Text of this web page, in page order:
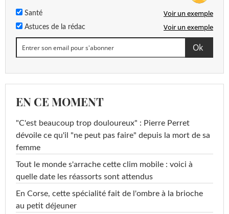
Santé Voir un exemple
Astuces de la rédac Voir un exemple
EN CE MOMENT
"C'est beaucoup trop douloureux" : Pierre Perret
dévoile ce qu'il "ne peut pas faire" depuis la mort de sa
femme
Tout le monde s'arrache cette clim mobile : voici à
quelle date les réassorts sont attendus
En Corse, cette spécialité fait de l'ombre à la brioche
au petit déjeuner